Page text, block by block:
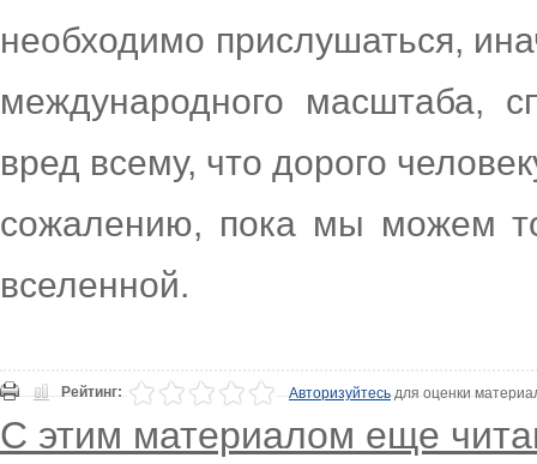
необходимо прислушаться,
международного масштаба,
вред всему, что дорого
сожалению, пока мы можем
вселенной.
Рейтинг: Авторизуйтесьдля оценки
С этим материалом еще